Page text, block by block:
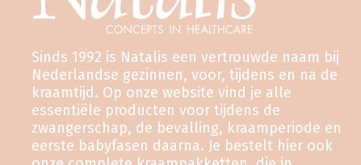
Sinds 1992 is Natalis een vertrouwde naam bij
Nederlandse gezinnen, voor, tijdens en na de
kraamtijd. Op onze website vind je alle
essentiële producten voor tijdens de
zwangerschap, de bevalling, kraamperiode en
eerste babyfasen daarna. Je bestelt hier ook